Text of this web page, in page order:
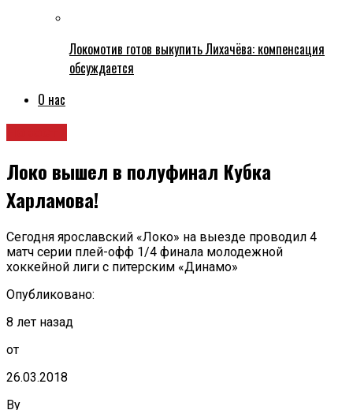
Локомотив готов выкупить Лихачёва: компенсация
обсуждается
О нас
Локо вышел в полуфинал Кубка
Харламова!
Сегодня ярославский «Локо» на выезде проводил 4
матч серии плей-офф 1/4 финала молодежной
хоккейной лиги с питерским «Динамо»
Опубликовано:
8 лет назад
от
26.03.2018
By